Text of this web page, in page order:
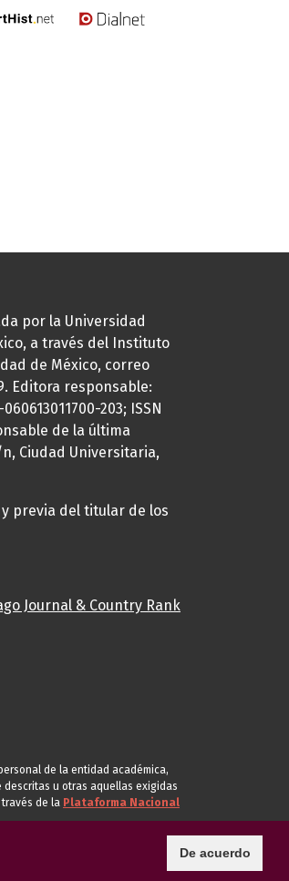
De acuerdo
por la Universidad
a través del Instituto
de México, correo
Editora responsable:
203; ISSN
de la última
Ciudad Universitaria,
previa del titular de los
de la entidad académica,
u otras aquellas exigidas
de la Plataforma Nacional